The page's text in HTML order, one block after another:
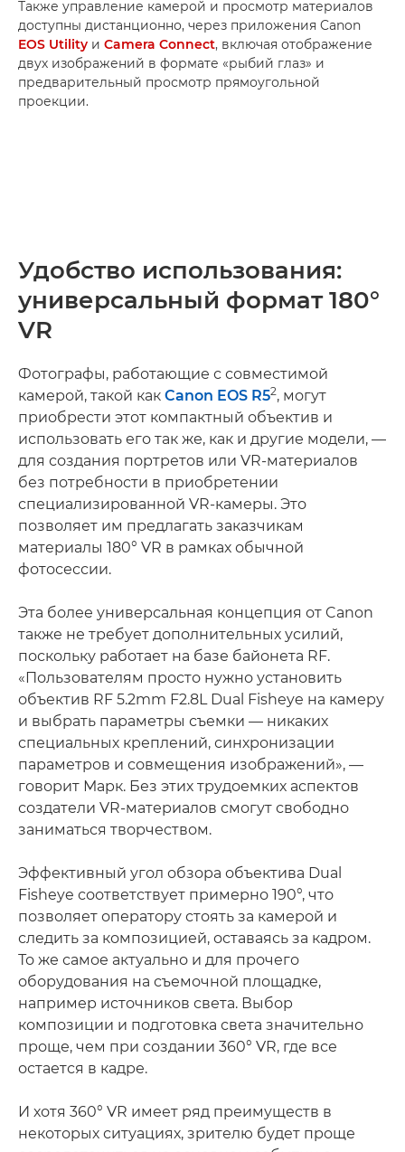
Также управление камерой и просмотр материалов
доступны дистанционно, через приложения Canon
EOS Utility и Camera Connect, включая отображение
двух изображений в формате «рыбий глаз» и
предварительный просмотр прямоугольной
проекции.
Удобство использования:
универсальный формат 180°
VR
Фотографы, работающие с совместимой
камерой, такой как Canon EOS R52, могут
приобрести этот компактный объектив и
использовать его так же, как и другие модели, —
для создания портретов или VR-материалов
без потребности в приобретении
специализированной VR-камеры. Это
позволяет им предлагать заказчикам
материалы 180° VR в рамках обычной
фотосессии.
Эта более универсальная концепция от Canon
также не требует дополнительных усилий,
поскольку работает на базе байонета RF.
«Пользователям просто нужно установить
объектив RF 5.2mm F2.8L Dual Fisheye на камеру
и выбрать параметры съемки — никаких
специальных креплений, синхронизации
параметров и совмещения изображений», —
говорит Марк. Без этих трудоемких аспектов
создатели VR-материалов смогут свободно
заниматься творчеством.
Эффективный угол обзора объектива Dual
Fisheye соответствует примерно 190°, что
позволяет оператору стоять за камерой и
следить за композицией, оставаясь за кадром.
То же самое актуально и для прочего
оборудования на съемочной площадке,
например источников света. Выбор
композиции и подготовка света значительно
проще, чем при создании 360° VR, где все
остается в кадре.
И хотя 360° VR имеет ряд преимуществ в
некоторых ситуациях, зрителю будет проще